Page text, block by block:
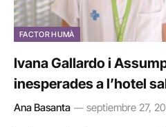
FACTOR HUMÀ
Ivana Gallardo i
inesperades a l’hotel
Ana Basanta septiembre 27,